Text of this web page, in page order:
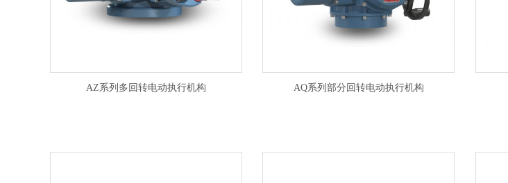
AZ系列多回转电动执行机构 AQ系列部分回转电动执行机构